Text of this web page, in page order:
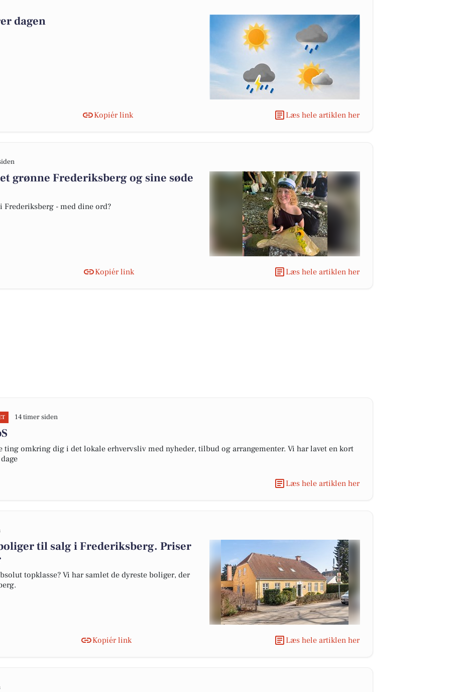
dagen
Kopiér link Læs hele artiklen her
grønne Frederiksberg og sine søde
Frederiksberg - med dine ord?
Kopiér link Læs hele artiklen her
14 timer siden
ting omkring dig i det lokale erhvervsliv med nyheder, tilbud og arrangementer. Vi har lavet en kort
Læs hele artiklen her
til salg i Frederiksberg. Priser
topklasse? Vi har samlet de dyreste boliger, der
Kopiér link Læs hele artiklen her